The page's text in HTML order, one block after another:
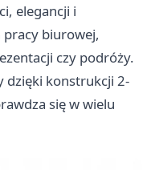
elegancji i
biurowej,
czy podróży.
dzięki konstrukcji 2-
się w wielu